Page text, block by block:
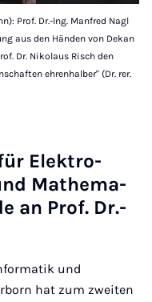
Prof. Dr.-Ing. Manfred Nagl
aus den Händen von Dekan
Dr. Nikolaus Risch den
ehrenhalber" (Dr. rer.
Elek­tro­
Ma­the­ma­
an Prof. Dr.-
und
hat zum zweiten